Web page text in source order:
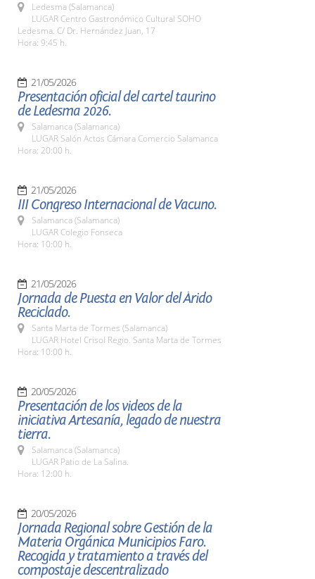
Ledesma (Salamanca)
LUGAR Centro Gastronómico Cultural SOHO
Ledesma. C/ Dr. Hernández Juan, 17
Hora: 9:45 h.
21/05/2026
Presentación oficial del cartel taurino
de Ledesma 2026.
Salamanca (Salamanca)
LUGAR Salón Actos Cámara Comercio Salamanca
Hora: 20:00 h.
21/05/2026
III Congreso Internacional de Vacuno.
Salamanca (Salamanca)
LUGAR Colegio Fonseca
Hora: 10:00 h.
21/05/2026
Jornada de Puesta en Valor del Árido
Reciclado.
Santa Marta de Tormes (Salamanca)
LUGAR Hotel Crisol Regio. Santa Marta de Tormes
Hora: 10:00 h.
20/05/2026
Presentación de los videos de la
iniciativa Artesanía, legado de nuestra
tierra.
Salamanca (Salamanca)
LUGAR Patio de La Salina.
Hora: 12:00 h.
20/05/2026
Jornada Regional sobre Gestión de la
Materia Orgánica Municipios Faro.
Recogida y tratamiento a través del
compostaje descentralizado